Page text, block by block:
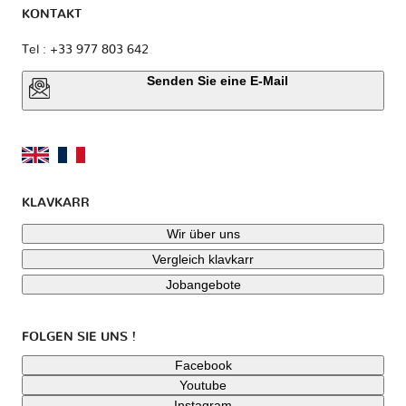
KONTAKT
Tel : +33 977 803 642
Senden Sie eine E-Mail
KLAVKARR
Wir über uns
Vergleich klavkarr
Jobangebote
FOLGEN SIE UNS !
Facebook
Youtube